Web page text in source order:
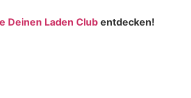
Deinen Laden Clubentdecken!